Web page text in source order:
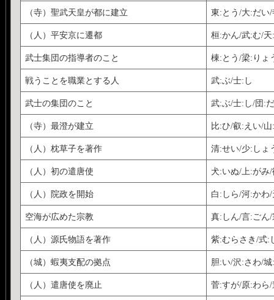
（寺）聖武天皇が都に建立 東:とう/大:だい/
（人）平安京に遷都 桓:かん/武:む/
武士集団の指導者のこと 棟:とう/梁:りょ
戦うことを職業とする人 武:ぶ/士:し
武士の集団のこと 武:ぶ/士:し/団:
（寺）最澄が建立 比:ひ/叡:えい/
（人）枕草子を著作 清:せい/少:しょ
（人）初の遣唐使 犬:いぬ/上:がみ
（人）院政を開始 白:しら/河:かわ
空海が広めた宗教 真:しん/言:ごん
（人）源氏物語を著作 紫:むらさき/式:
（城）蝦夷支配の拠点 胆:い/沢:さわ/
（人）遣唐使を廃止 菅:すが/原:わら